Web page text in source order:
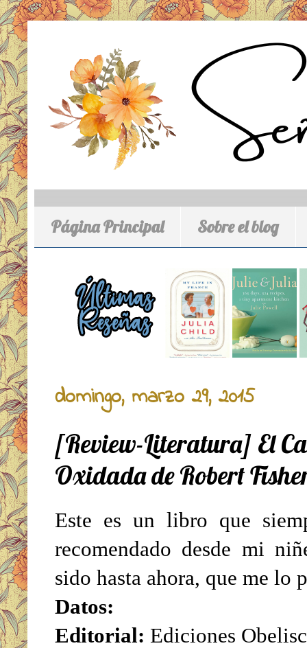
Página Principal Sobre el blog
domingo, marzo 29, 2015
[Review-Literatura] El
Oxidada de Robert
Este es un libro que
recomendado desde mi
sido hasta ahora, que me lo
Datos:
Editorial: Ediciones